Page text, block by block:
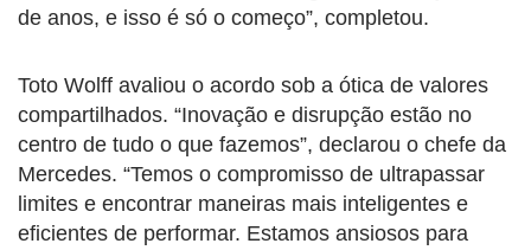
de anos, e isso é só o começo”, completou.
Toto Wolff avaliou o acordo sob a ótica de valores
compartilhados. “Inovação e disrupção estão no
centro de tudo o que fazemos”, declarou o chefe da
Mercedes. “Temos o compromisso de ultrapassar
limites e encontrar maneiras mais inteligentes e
eficientes de performar. Estamos ansiosos para